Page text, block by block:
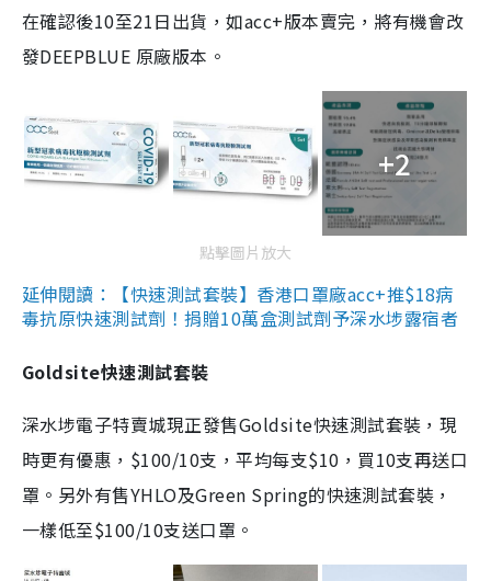
在確認後10至21日出貨，如acc+版本賣完，將有機會改
發DEEPBLUE 原廠版本。
+2
點擊圖片放大
延伸閱讀：【快速測試套裝】香港口罩廠acc+推$18病
毒抗原快速測試劑！捐贈10萬盒測試劑予深水埗露宿者
Goldsite快速測試套裝
深水埗電子特賣城現正發售Goldsite快速測試套裝，現
時更有優惠，$100/10支，平均每支$10，買10支再送口
罩。另外有售YHLO及Green Spring的快速測試套裝，
一樣低至$100/10支送口罩。